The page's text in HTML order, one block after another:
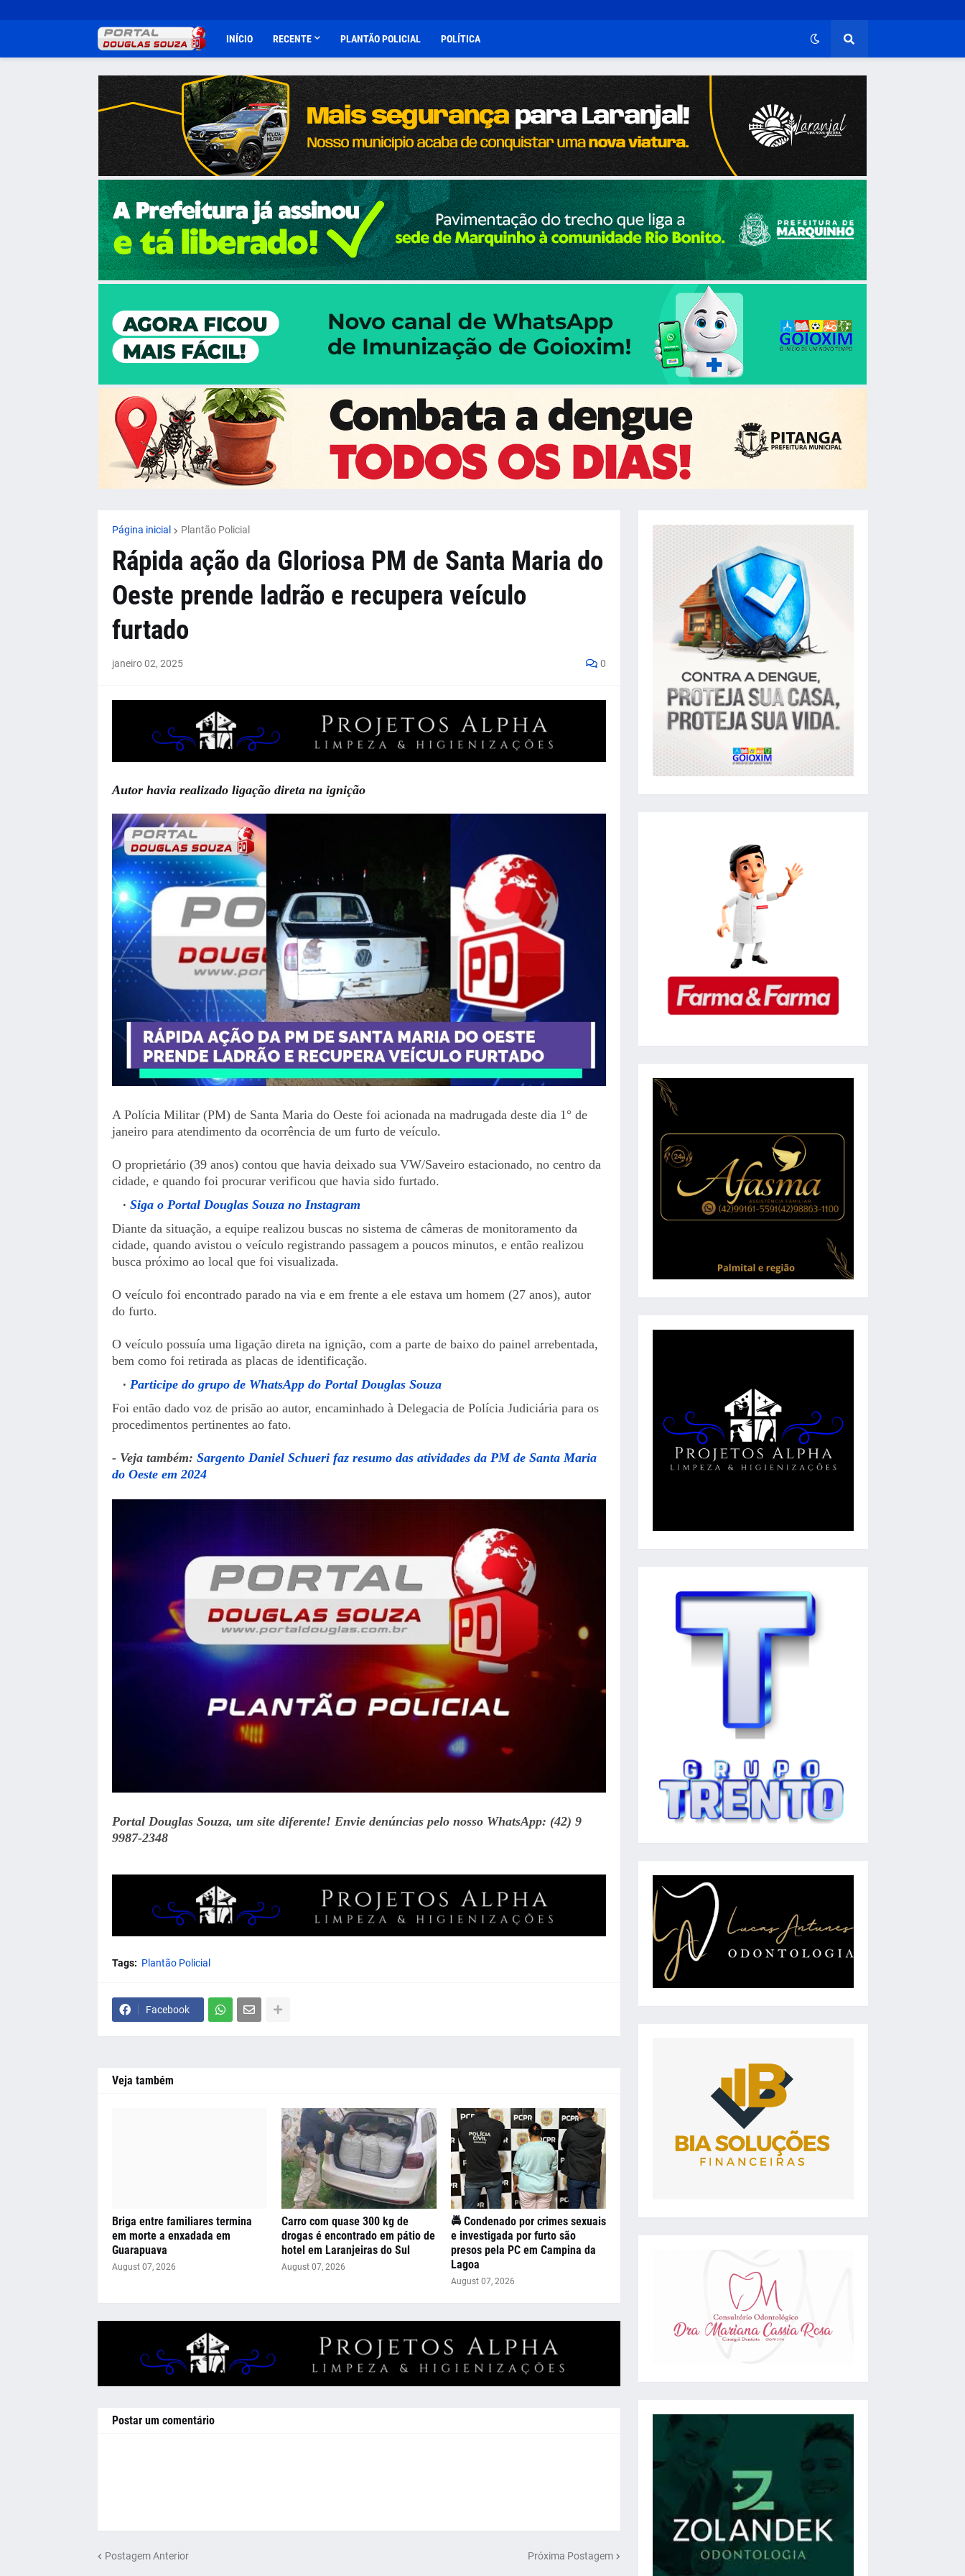
INÍCIO RECENTE PLANTÃO POLICIAL POLÍTICA
Página inicial Plantão Policial
Rápida ação da Gloriosa PM de Santa Maria do
Oeste prende ladrão e recupera veículo
furtado
janeiro 02, 2025 0
Autor havia realizado ligação direta na ignição
A Polícia Militar (PM) de Santa Maria do Oeste foi acionada na madrugada deste dia 1° de
janeiro para atendimento da ocorrência de um furto de veículo.
O proprietário (39 anos) contou que havia deixado sua VW/Saveiro estacionado, no centro da
cidade, e quando foi procurar verificou que havia sido furtado.
Siga o Portal Douglas Souza no Instagram
Diante da situação, a equipe realizou buscas no sistema de câmeras de monitoramento da
cidade, quando avistou o veículo registrando passagem a poucos minutos, e então realizou
busca próximo ao local que foi visualizada.
O veículo foi encontrado parado na via e em frente a ele estava um homem (27 anos), autor
do furto.
O veículo possuía uma ligação direta na ignição, com a parte de baixo do painel arrebentada,
bem como foi retirada as placas de identificação.
Participe do grupo de WhatsApp do Portal Douglas Souza
Foi então dado voz de prisão ao autor, encaminhado à Delegacia de Polícia Judiciária para os
procedimentos pertinentes ao fato.
- Veja também: Sargento Daniel Schueri faz resumo das atividades da PM de Santa Maria
do Oeste em 2024
Portal Douglas Souza, um site diferente! Envie denúncias pelo nosso WhatsApp: (42) 9
9987-2348
Tags: Plantão Policial
Facebook
Veja também
Briga entre familiares termina
em morte a enxadada em
Guarapuava
August 07, 2026
Carro com quase 300 kg de
drogas é encontrado em pátio de
hotel em Laranjeiras do Sul
August 07, 2026
🚔 Condenado por crimes sexuais
e investigada por furto são
presos pela PC em Campina da
Lagoa
August 07, 2026
Postar um comentário
Postagem Anterior Próxima Postagem